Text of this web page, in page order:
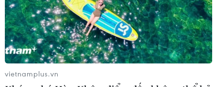
vietnamplus.vn